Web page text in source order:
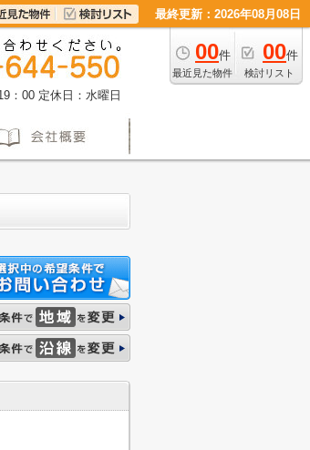
最終更新：2026年08月08日
00件
最近見た物件
00件
検討リスト
：00 定休日：水曜日